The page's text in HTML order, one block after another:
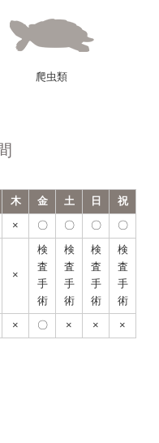
爬虫類
木 金 土 日 祝
× 〇 〇 〇 〇
×
検
査
手
術
検
査
手
術
検
査
手
術
検
査
手
術
× 〇 × × ×